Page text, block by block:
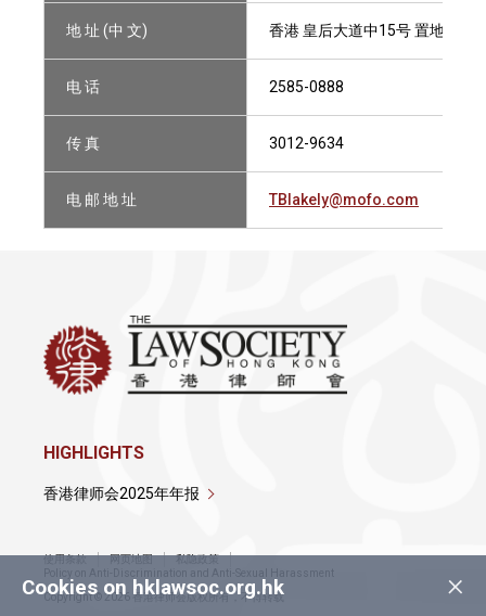
地 址 (中 文) 香港 皇后大道中15号 置地广场
电 话 2585-0888
传 真 3012-9634
电 邮 地 址 TBlakely@mofo.com
×
Cookies on hklawsoc.org.hk
HIGHLIGHTS
香港律师会2025年年报
使用条款 网页地图
私隐政策
Policy on Anti-Discrimination and Anti-Sexual Harassment
Copyright © 2026 香港律师会版权所有，不得转载